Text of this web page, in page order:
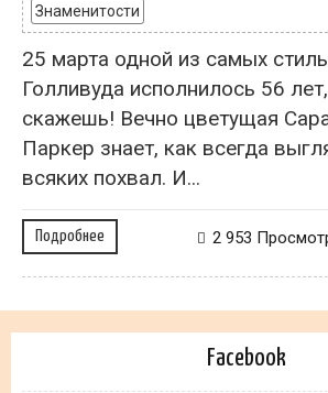
Знаменитости
25 марта одной из самых
Голливуда исполнилось 56
скажешь! Вечно цветущая
Паркер знает, как всегда
всяких похвал. И...
Подробнее 2 953
Facebook